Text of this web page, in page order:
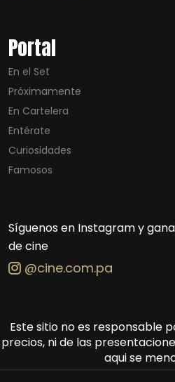
Portal
En el Set
Próximamente
En Cartelera
Entérate
Curiosidades
Famosos
Síguenos en Instagram y
de cine
@cine.com.pa
Este sitio no es responsable
precios, ni de las
aqui se